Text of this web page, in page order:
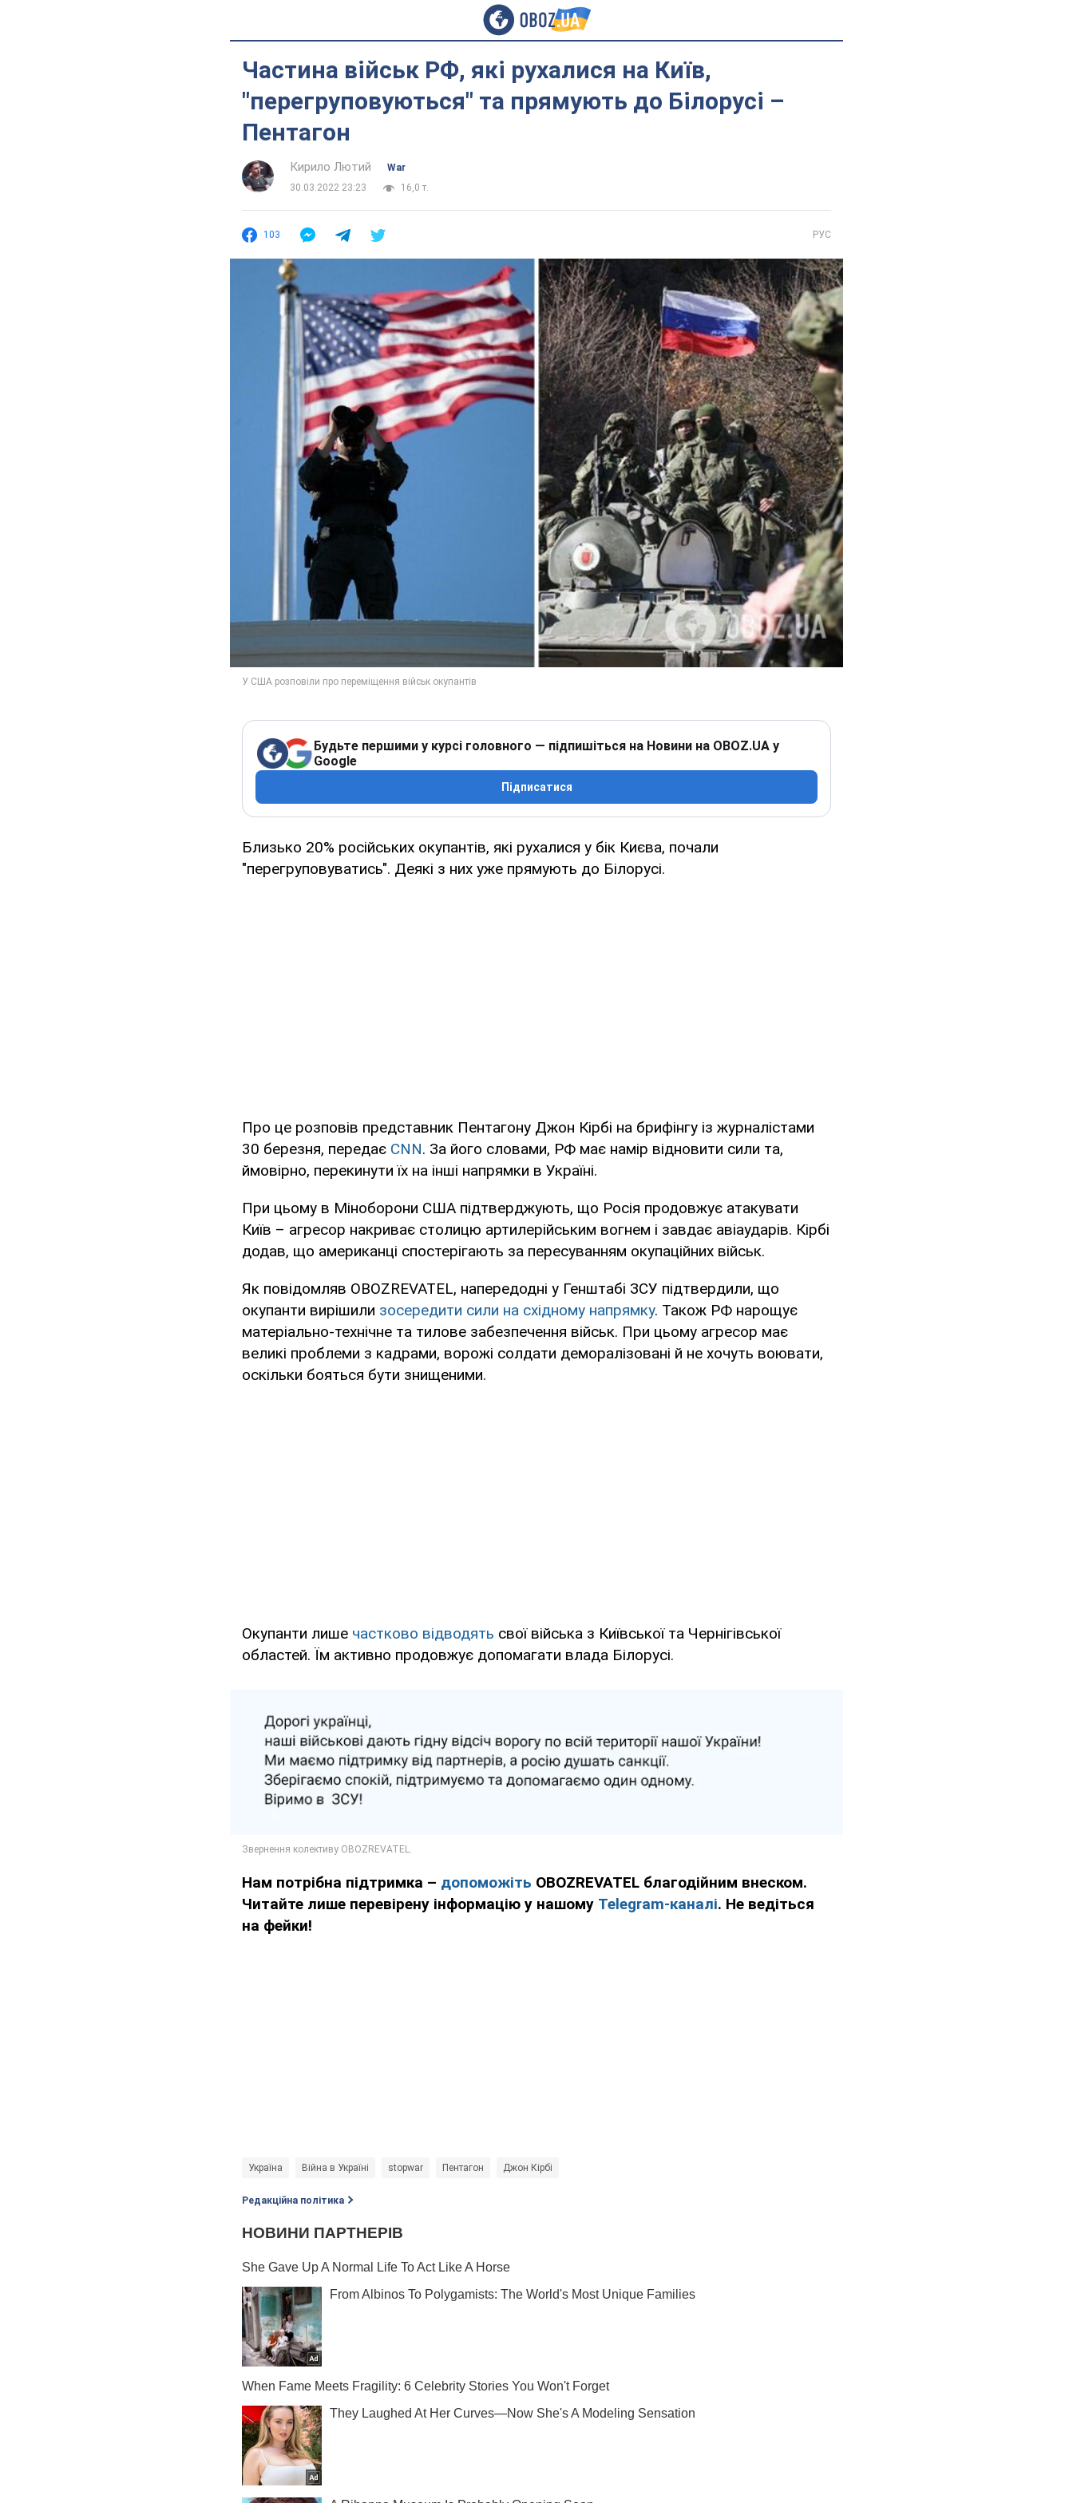
Частина військ РФ, які рухалися на Київ,
"перегруповуються" та прямують до Білорусі –
Пентагон
Кирило Лютий
War
30.03.2022 23:23
16,0 т.
103 РУС
Будьте першими у курсі головного — підпишіться на Новини на OBOZ.UA у
Google
Підписатися
Близько 20% російських окупантів, які рухалися у бік Києва, почали
"перегруповуватись". Деякі з них уже прямують до Білорусі.
Про це розповів представник Пентагону Джон Кірбі на брифінгу із журналістами
30 березня, передає CNN. За його словами, РФ має намір відновити сили та,
ймовірно, перекинути їх на інші напрямки в Україні.
При цьому в Міноборони США підтверджують, що Росія продовжує атакувати
Київ – агресор накриває столицю артилерійським вогнем і завдає авіаударів. Кірбі
додав, що американці спостерігають за пересуванням окупаційних військ.
Як повідомляв OBOZREVATEL, напередодні у Генштабі ЗСУ підтвердили, що
окупанти вирішили зосередити сили на східному напрямку. Також РФ нарощує
матеріально-технічне та тилове забезпечення військ. При цьому агресор має
великі проблеми з кадрами, ворожі солдати деморалізовані й не хочуть воювати,
оскільки бояться бути знищеними.
Окупанти лише частково відводять свої війська з Київської та Чернігівської
областей. Їм активно продовжує допомагати влада Білорусі.
Нам потрібна підтримка – допоможіть OBOZREVATEL благодійним внеском.
Читайте лише перевірену інформацію у нашому Telegram-каналі. Не ведіться
на фейки!
Україна Війна в Україні stopwar Пентагон Джон Кірбі
Редакційна політика